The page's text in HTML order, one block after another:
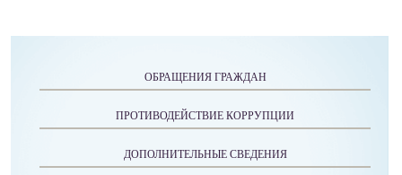
ОБРАЩЕНИЯ ГРАЖДАН
ПРОТИВОДЕЙСТВИЕ КОРРУПЦИИ
ДОПОЛНИТЕЛЬНЫЕ СВЕДЕНИЯ